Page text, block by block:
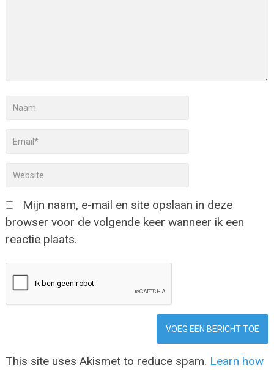
Mijn naam, e-mail en site opslaan in deze
browser voor de volgende keer wanneer ik een
reactie plaats.
This site uses Akismet to reduce spam. Learn how